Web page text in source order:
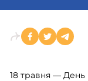
18 травня — День